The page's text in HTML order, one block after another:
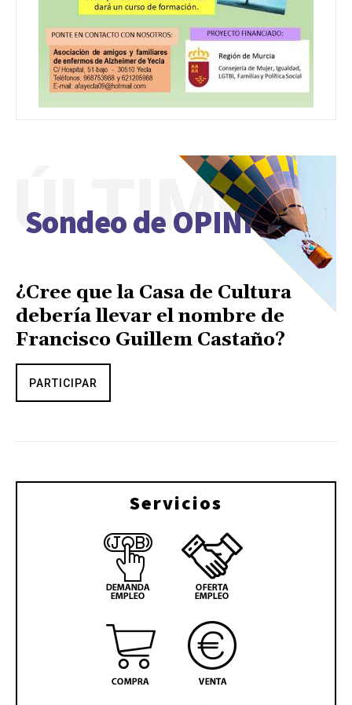
Sondeo de OPINIÓN
ÚLTIMO
¿Cree que la Casa de Cultura
debería llevar el nombre de
Francisco Guillem Castaño?
PARTICIPAR
Servicios